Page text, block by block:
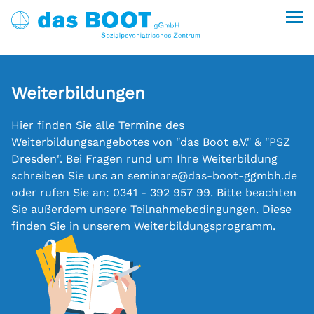
Jobs
Sucheenglish
Über uns
Das Boot gGmbH
Das Boot e.V.
Unsere Partner
Pressebereich & Downloads
Unterstützen
Engagieren & Spenden
Stellenangebote
Beratung & Unterstützung
Wohnen
weitere besondere Wohnform wbW
(vormals abW)
besondere Wohnform
(vormals Außenwohngruppen)
Notunterbringung
Ambulant betreutes Wohnen
nach §§ 67 ff. SGB XII
Leipziger Obdach Plus
Therapie & Krisenbegleitung
Therapie
Ergotherapie
Ambulante Soziotherapie
Psychosoziales Zentrum Dresden
Netzwerk psychische Gesundheit Leipzig
Integrierte Versorgung für Menschen mit
psychischen Erkrankungen
Weiterbildungen
Kalender
Weiterbildungen
Weiterbildungsprogramm
Boot e.V. 2026
PSZ Dresden 2026
Aktuelles
News
Blog
Veranstaltungen
Kalender
Weiterbildungen
Hier finden Sie alle Termine des
Weiterbildungsangebotes von "das Boot e.V." & "PSZ
Dresden". Bei Fragen rund um Ihre Weiterbildung
schreiben Sie uns an seminare@das-boot-ggmbh.de
oder rufen Sie an: 0341 - 392 957 99. Bitte beachten
Sie außerdem unsere Teilnahmebedingungen. Diese
finden Sie in unserem Weiterbildungsprogramm.